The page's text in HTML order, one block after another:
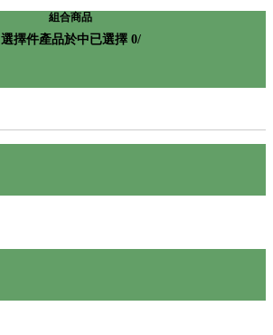
組合商品
選擇件產品於中已選擇 0/